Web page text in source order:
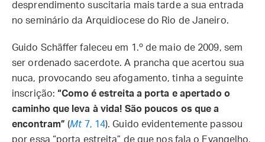
desprendimento suscitaria mais tarde a sua entrada
no seminário da Arquidiocese do Rio de Janeiro.
Guido Schäffer faleceu em 1.º de maio de 2009, sem
ser ordenado sacerdote. A prancha que acertou sua
nuca, provocando seu afogamento, tinha a seguinte
inscrição:“Como é estreita a porta e apertado o
caminho que leva à vida! São poucos os que a
encontram” (Mt7, 14). Guido evidentemente passou
por essa “porta estreita” de que nos fala o Evangelho,